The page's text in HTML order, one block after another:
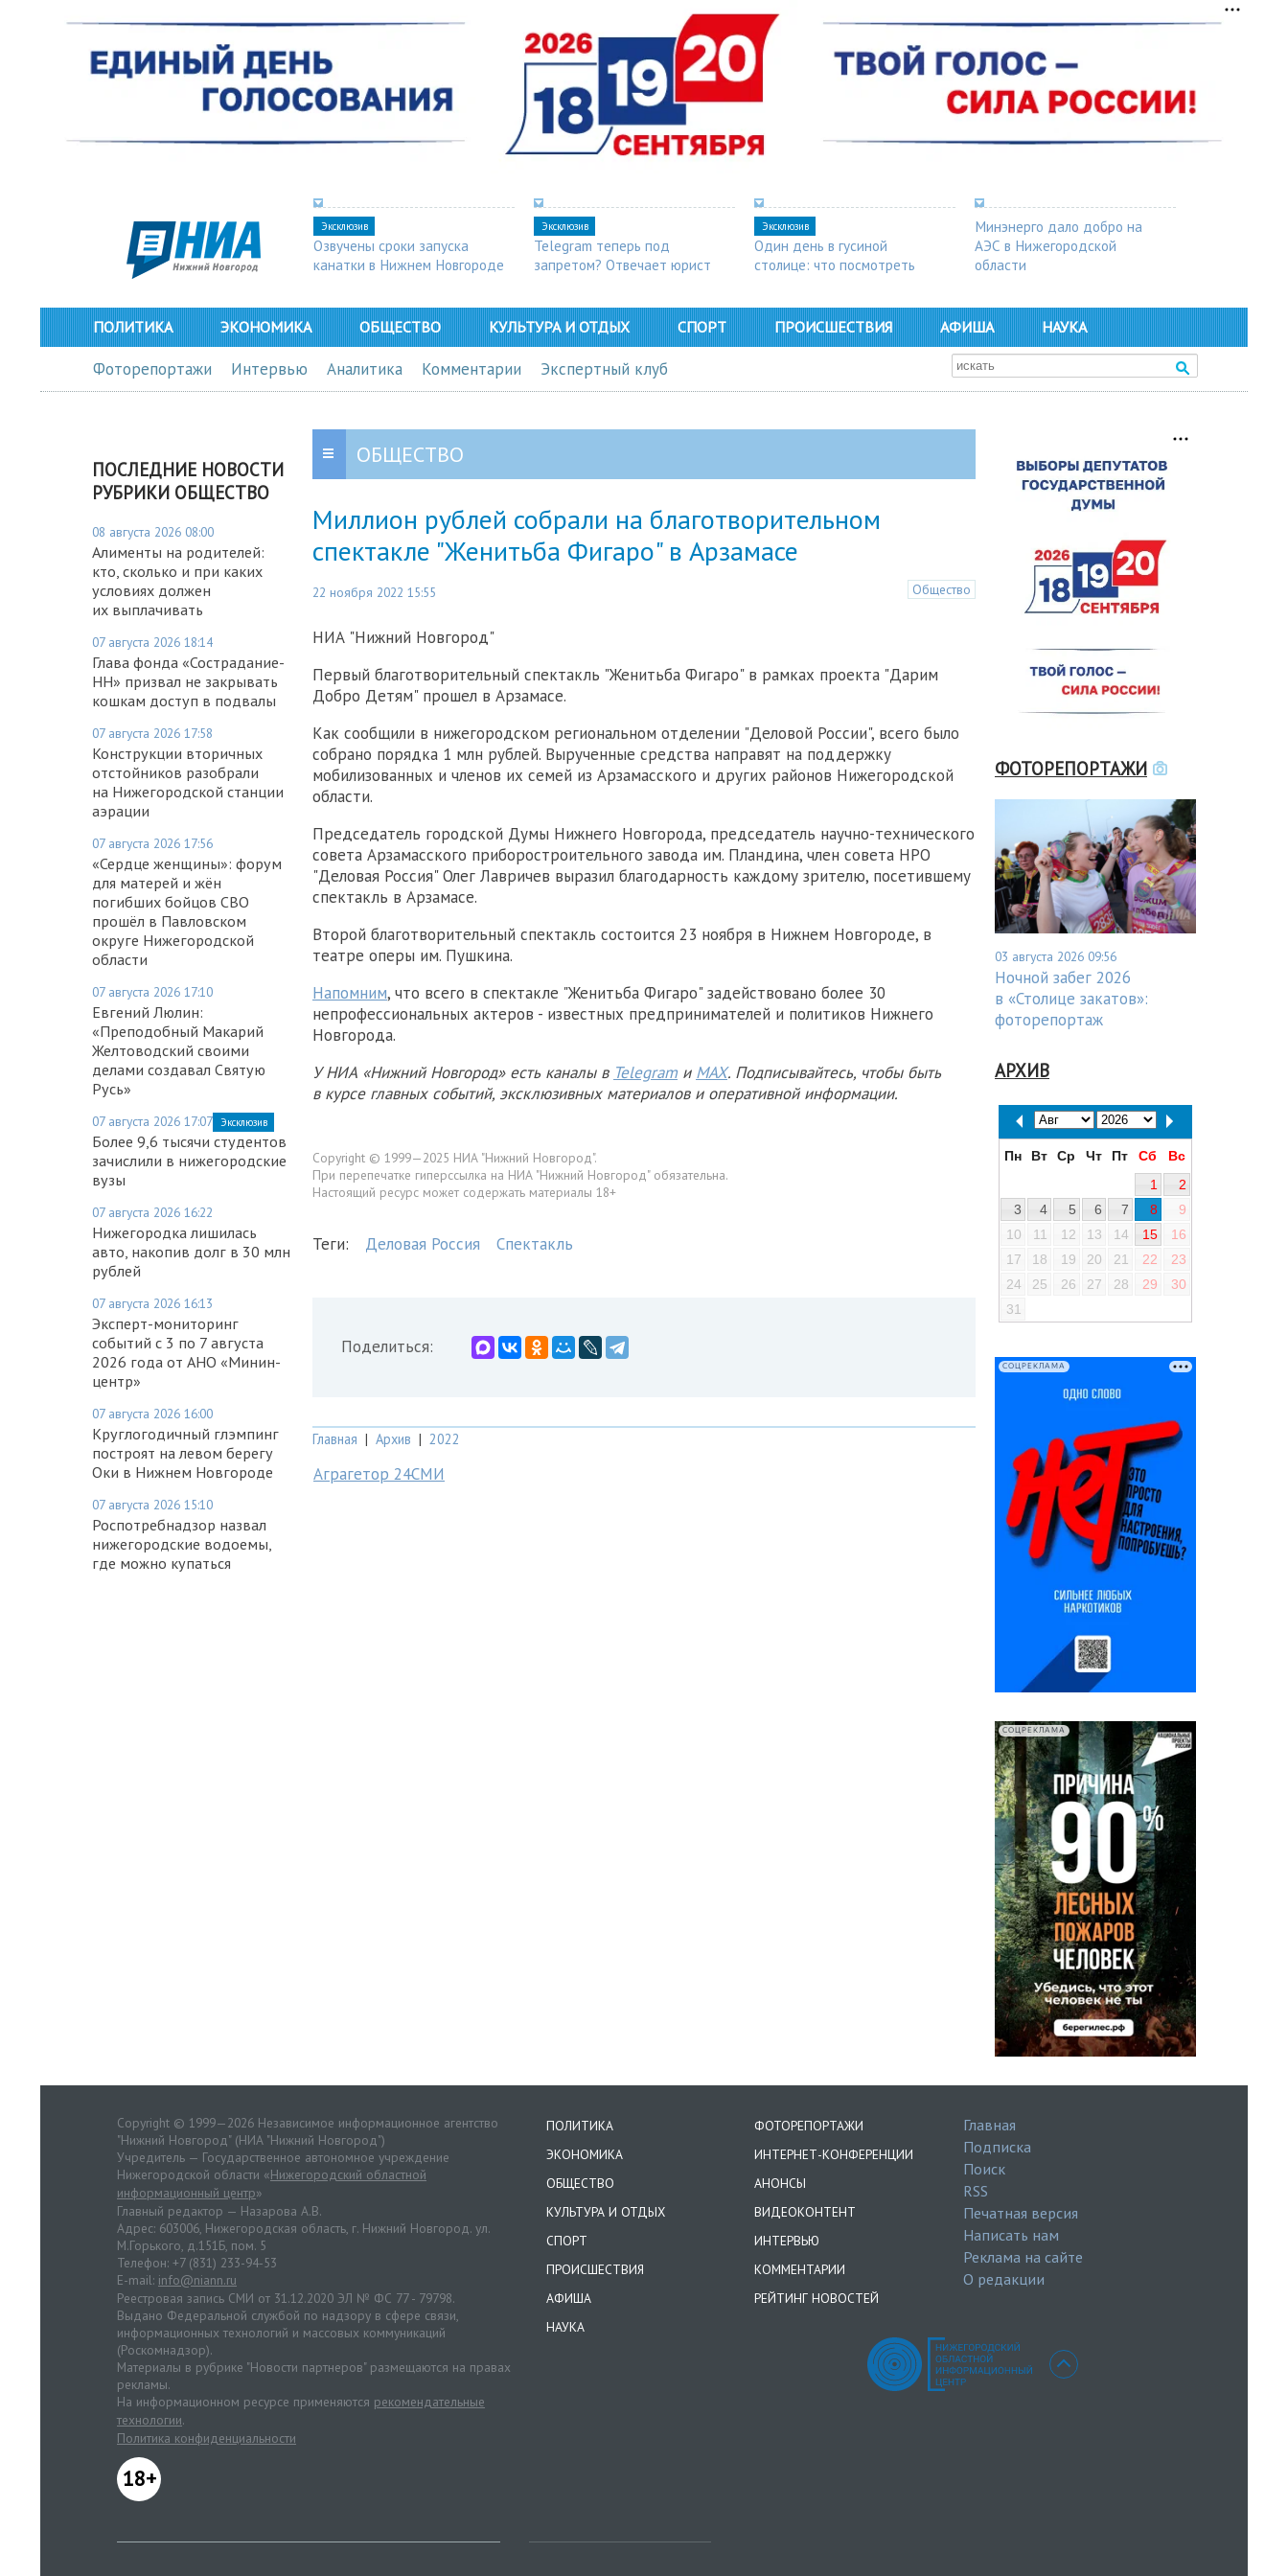
Эксклюзив
Озвучены сроки запуска
канатки в Нижнем Новгороде
Эксклюзив
Telegram теперь под
запретом? Отвечает юрист
Эксклюзив
Один день в гусиной
столице: что посмотреть
Минэнерго дало добро на
АЭС в Нижегородской
области
ПОЛИТИКА ЭКОНОМИКА ОБЩЕСТВО КУЛЬТУРА И ОТДЫХ СПОРТ ПРОИСШЕСТВИЯ АФИША НАУКА
Фоторепортажи Интервью Аналитика Комментарии Экспертный клуб
ПОСЛЕДНИЕ НОВОСТИ
РУБРИКИ ОБЩЕСТВО
08 августа 2026 08:00
Алименты на родителей:
кто, сколько и при каких
условиях должен
их выплачивать
07 августа 2026 18:14
Глава фонда «Сострадание-
НН» призвал не закрывать
кошкам доступ в подвалы
07 августа 2026 17:58
Конструкции вторичных
отстойников разобрали
на Нижегородской станции
аэрации
07 августа 2026 17:56
«Сердце женщины»: форум
для матерей и жён
погибших бойцов СВО
прошёл в Павловском
округе Нижегородской
области
07 августа 2026 17:10
Евгений Люлин:
«Преподобный Макарий
Желтоводский своими
делами создавал Святую
Русь»
07 августа 2026 17:07 Эксклюзив
Более 9,6 тысячи студентов
зачислили в нижегородские
вузы
07 августа 2026 16:22
Нижегородка лишилась
авто, накопив долг в 30 млн
рублей
07 августа 2026 16:13
Эксперт-мониторинг
событий с 3 по 7 августа
2026 года от АНО «Минин-
центр»
07 августа 2026 16:00
Круглогодичный глэмпинг
построят на левом берегу
Оки в Нижнем Новгороде
07 августа 2026 15:10
Роспотребнадзор назвал
нижегородские водоемы,
где можно купаться
ОБЩЕСТВО
Миллион рублей собрали на благотворительном
спектакле "Женитьба Фигаро" в Арзамасе
22 ноября 2022 15:55 Общество
НИА "Нижний Новгород"
Первый благотворительный спектакль "Женитьба Фигаро" в рамках проекта "Дарим
Добро Детям" прошел в Арзамасе.
Как сообщили в нижегородском региональном отделении "Деловой России", всего было
собрано порядка 1 млн рублей. Вырученные средства направят на поддержку
мобилизованных и членов их семей из Арзамасского и других районов Нижегородской
области.
Председатель городской Думы Нижнего Новгорода, председатель научно-технического
совета Арзамасского приборостроительного завода им. Пландина, член совета НРО
"Деловая Россия" Олег Лавричев выразил благодарность каждому зрителю, посетившему
спектакль в Арзамасе.
Второй благотворительный спектакль состоится 23 ноября в Нижнем Новгороде, в
театре оперы им. Пушкина.
Напомним, что всего в спектакле "Женитьба Фигаро" задействовано более 30
непрофессиональных актеров - известных предпринимателей и политиков Нижнего
Новгорода.
У НИА «Нижний Новгород» есть каналы в Telegram и MAX. Подписывайтесь, чтобы быть
в курсе главных событий, эксклюзивных материалов и оперативной информации.
Copyright © 1999—2025 НИА "Нижний Новгород".
При перепечатке гиперссылка на НИА "Нижний Новгород" обязательна.
Настоящий ресурс может содержать материалы 18+
Теги: Деловая Россия Спектакль
Поделиться:
Главная | Архив | 2022
Аграгетор 24СМИ
ФОТОРЕПОРТАЖИ
03 августа 2026 09:56
Ночной забег 2026
в «Столице закатов»:
фоторепортаж
АРХИВ
Пн Вт Ср Чт Пт Сб
Вс
1
2
3
4 5 6 7 8
9
10
11 12 13 14 15
16
17
18 19 20 21 22
23
24
25 26 27 28 29
30
31
СОЦРЕКЛАМА
СОЦРЕКЛАМА
Copyright © 1999—2026 Независимое информационное агентство
"Нижний Новгород" (НИА "Нижний Новгород")
Учредитель — Государственное автономное учреждение
Нижегородской области «Нижегородский областной
информационный центр»
Главный редактор — Назарова А.В.
Адрес: 603006, Нижегородская область, г. Нижний Новгород. ул.
М.Горького, д.151Б, пом. 5
Телефон: +7 (831) 233-94-53
E-mail: info@niann.ru
Реестровая запись СМИ от 31.12.2020 ЭЛ № ФС 77 - 79798.
Выдано Федеральной службой по надзору в сфере связи,
информационных технологий и массовых коммуникаций
(Роскомнадзор).
Материалы в рубрике "Новости партнеров" размещаются на правах
рекламы.
На информационном ресурсе применяются рекомендательные
технологии.
Политика конфиденциальности
18+
ПОЛИТИКА
ЭКОНОМИКА
ОБЩЕСТВО
КУЛЬТУРА И ОТДЫХ
СПОРТ
ПРОИСШЕСТВИЯ
АФИША
НАУКА
ФОТОРЕПОРТАЖИ
ИНТЕРНЕТ-КОНФЕРЕНЦИИ
АНОНСЫ
ВИДЕОКОНТЕНТ
ИНТЕРВЬЮ
КОММЕНТАРИИ
РЕЙТИНГ НОВОСТЕЙ
Главная
Подписка
Поиск
RSS
Печатная версия
Написать нам
Реклама на сайте
О редакции